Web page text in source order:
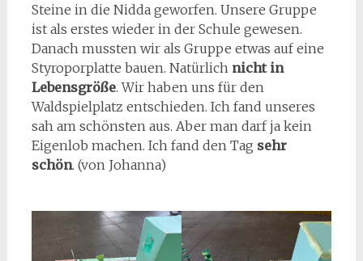
Steine in die Nidda geworfen. Unsere Gruppe
ist als erstes wieder in der Schule gewesen.
Danach mussten wir als Gruppe etwas auf eine
Styroporplatte bauen. Natürlich nicht in
Lebensgröße. Wir haben uns für den
Waldspielplatz entschieden. Ich fand unseres
sah am schönsten aus. Aber man darf ja kein
Eigenlob machen. Ich fand den Tag sehr
schön. (von Johanna)